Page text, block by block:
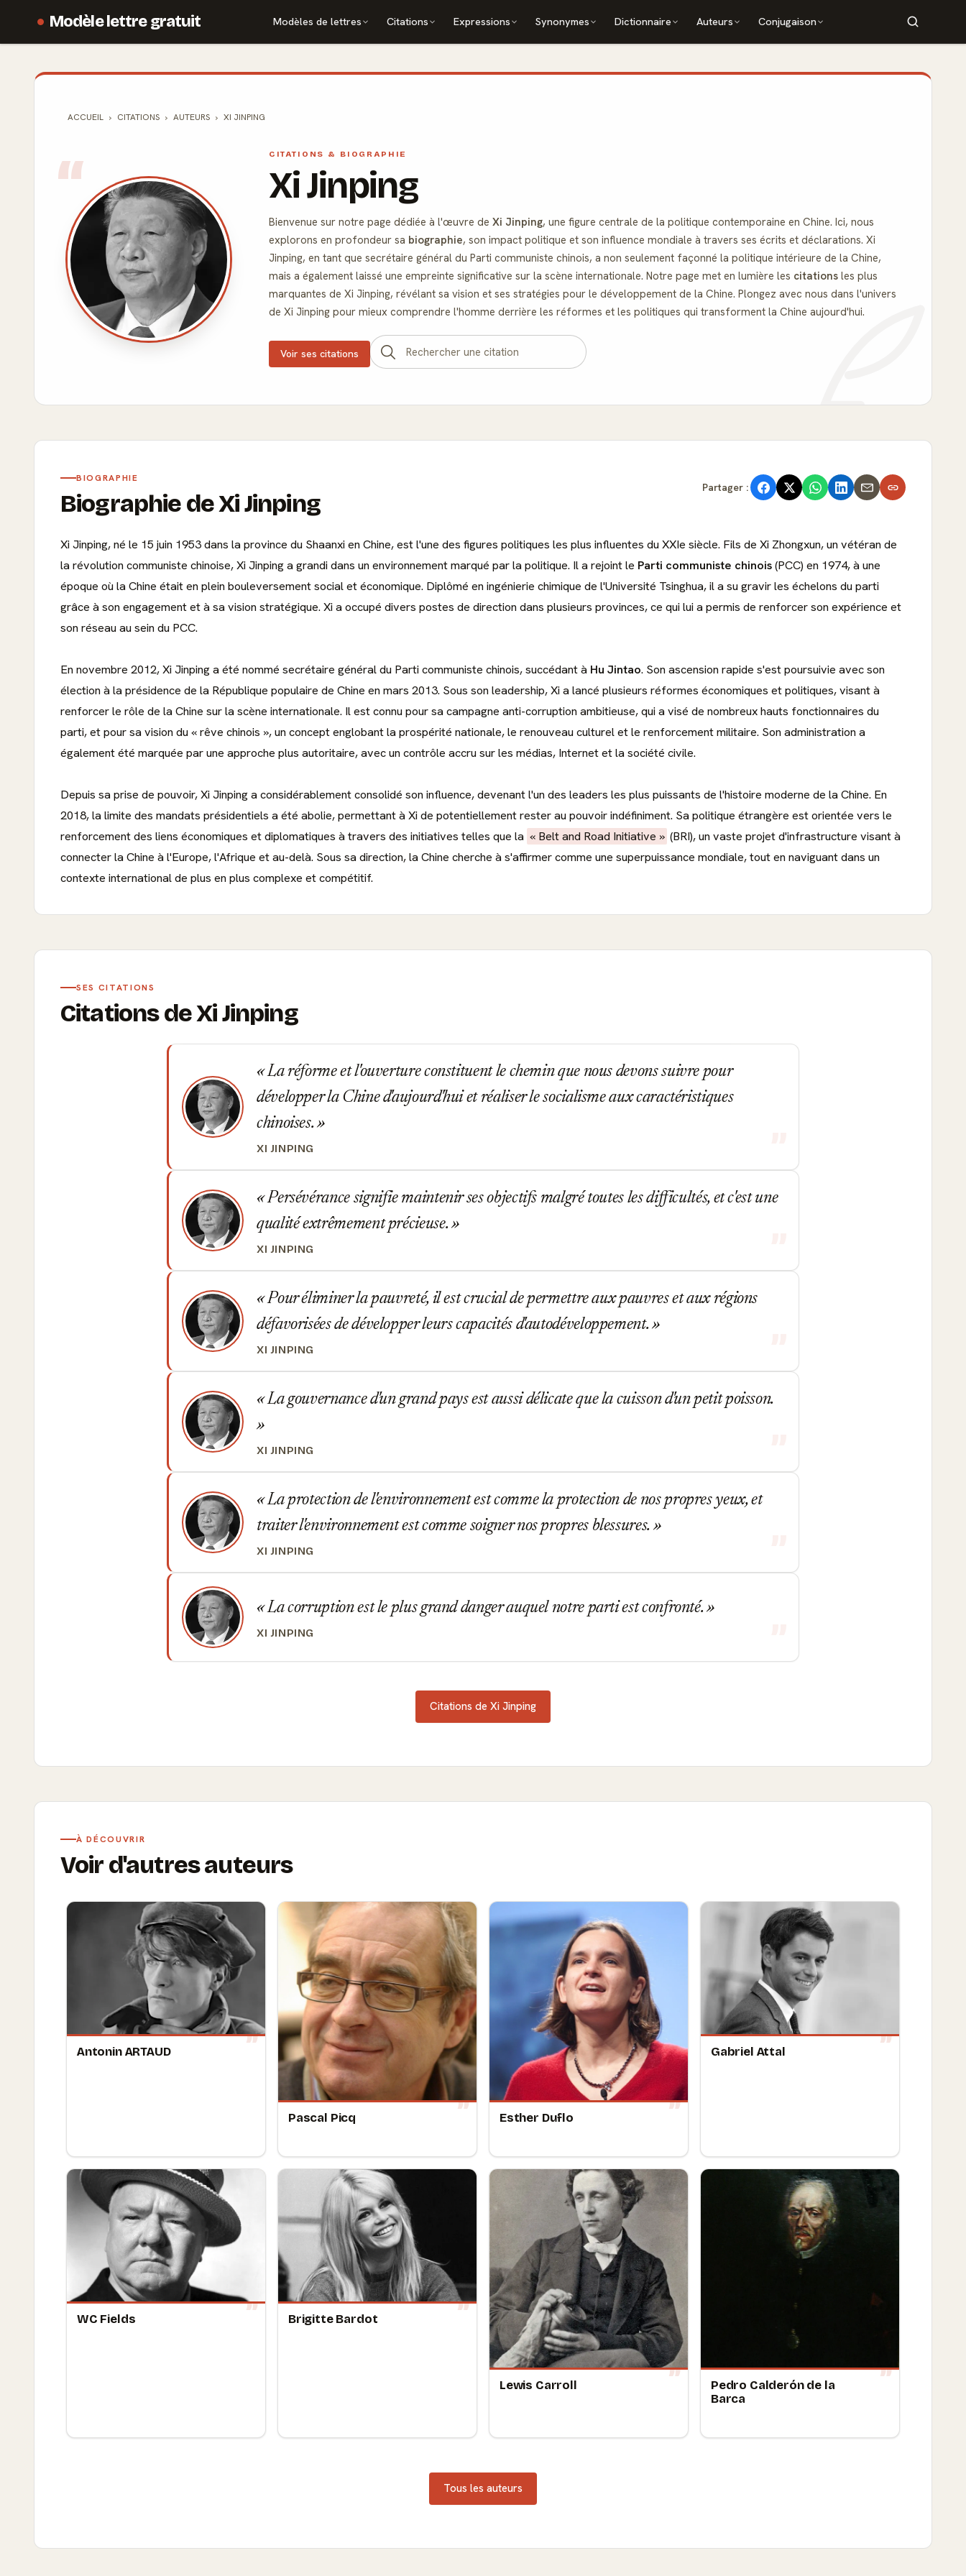
Modèle lettre gratuit Modèles de lettres Citations Expressions Synonymes Dictionnaire Auteurs Conjugaison
ACCUEIL CITATIONS AUTEURS XI JINPING
CITATIONS & BIOGRAPHIE
Xi Jinping
Bienvenue sur notre page dédiée à l'œuvre de Xi Jinping, une figure centrale de la politique contemporaine en Chine. Ici, nous
explorons en profondeur sa biographie, son impact politique et son influence mondiale à travers ses écrits et déclarations. Xi
Jinping, en tant que secrétaire général du Parti communiste chinois, a non seulement façonné la politique intérieure de la Chine,
mais a également laissé une empreinte significative sur la scène internationale. Notre page met en lumière les citationsles plus
marquantes de Xi Jinping, révélant sa vision et ses stratégies pour le développement de la Chine. Plongez avec nous dans l'univers
de Xi Jinping pour mieux comprendre l'homme derrière les réformes et les politiques qui transforment la Chine aujourd'hui.
Voir ses citations
BIOGRAPHIE
Biographie de Xi Jinping
Partager :
Xi Jinping, né le 15 juin 1953 dans la province du Shaanxi en Chine, est l'une des figures politiques les plus influentes du XXIe siècle. Fils de Xi Zhongxun, un vétéran de
la révolution communiste chinoise, Xi Jinping a grandi dans un environnement marqué par la politique. Il a rejoint le Parti communiste chinois(PCC) en 1974, à une
époque où la Chine était en plein bouleversement social et économique. Diplômé en ingénierie chimique de l'Université Tsinghua, il a su gravir les échelons du parti
grâce à son engagement et à sa vision stratégique. Xi a occupé divers postes de direction dans plusieurs provinces, ce qui lui a permis de renforcer son expérience et
son réseau au sein du PCC.
En novembre 2012, Xi Jinping a été nommé secrétaire général du Parti communiste chinois, succédant à Hu Jintao. Son ascension rapide s'est poursuivie avec son
élection à la présidence de la République populaire de Chine en mars 2013. Sous son leadership, Xi a lancé plusieurs réformes économiques et politiques, visant à
renforcer le rôle de la Chine sur la scène internationale. Il est connu pour sa campagne anti-corruption ambitieuse, qui a visé de nombreux hauts fonctionnaires du
parti, et pour sa vision du « rêve chinois », un concept englobant la prospérité nationale, le renouveau culturel et le renforcement militaire. Son administration a
également été marquée par une approche plus autoritaire, avec un contrôle accru sur les médias, Internet et la société civile.
Depuis sa prise de pouvoir, Xi Jinping a considérablement consolidé son influence, devenant l'un des leaders les plus puissants de l'histoire moderne de la Chine. En
2018, la limite des mandats présidentiels a été abolie, permettant à Xi de potentiellement rester au pouvoir indéfiniment. Sa politique étrangère est orientée vers le
renforcement des liens économiques et diplomatiques à travers des initiatives telles que la « Belt and Road Initiative » (BRI), un vaste projet d'infrastructure visant à
connecter la Chine à l'Europe, l'Afrique et au-delà. Sous sa direction, la Chine cherche à s'affirmer comme une superpuissance mondiale, tout en naviguant dans un
contexte international de plus en plus complexe et compétitif.
SES CITATIONS
Citations de Xi Jinping
La réforme et l'ouverture constituent le chemin que nous devons suivre pour
développer la Chine d'aujourd'hui et réaliser le socialisme aux caractéristiques
chinoises.
XI JINPING
Persévérance signifie maintenir ses objectifs malgré toutes les difficultés, et c'est une
qualité extrêmement précieuse.
XI JINPING
Pour éliminer la pauvreté, il est crucial de permettre aux pauvres et aux régions
défavorisées de développer leurs capacités d'autodéveloppement.
XI JINPING
La gouvernance d'un grand pays est aussi délicate que la cuisson d'un petit poisson.
XI JINPING
La protection de l'environnement est comme la protection de nos propres yeux, et
traiter l'environnement est comme soigner nos propres blessures.
XI JINPING
La corruption est le plus grand danger auquel notre parti est confronté.
XI JINPING
Citations de Xi Jinping
À DÉCOUVRIR
Voir d'autres auteurs
Antonin ARTAUD
Pascal Picq Esther Duflo
Gabriel Attal
WC Fields Brigitte Bardot
Lewis Carroll
Pedro Calderón de la
Barca
Tous les auteurs